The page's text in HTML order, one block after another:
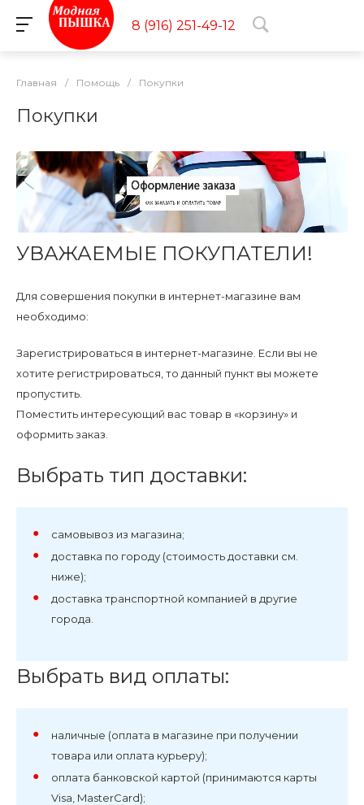
8 (916) 251-49-12
Главная / Помощь / Покупки
Покупки
УВАЖАЕМЫЕ ПОКУПАТЕЛИ!
Для совершения покупки в интернет-магазине вам
необходимо:
Зарегистрироваться в интернет-магазине. Если вы не
хотите регистрироваться, то данный пункт вы можете
пропустить.
Поместить интересующий вас товар в «корзину» и
оформить заказ.
Выбрать тип доставки:
самовывоз из магазина;
доставка по городу (стоимость доставки см.
ниже);
доставка транспортной компанией в другие
города.
Выбрать вид оплаты:
наличные (оплата в магазине при получении
товара или оплата курьеру);
оплата банковской картой (принимаются карты
Visa, MasterCard);